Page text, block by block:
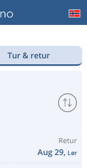
Tur & retur
Retur
Aug 29, Lør